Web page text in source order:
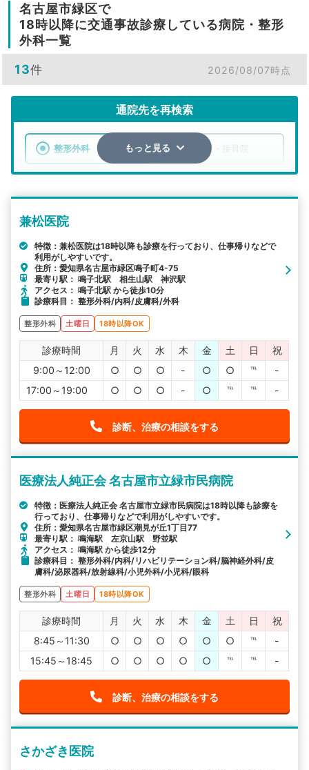
名古屋市緑区で
18時以降に交通事故診療している病院・整形
外科一覧
13件 2026/08/07時点
通院先を再検索
整形外科 整骨院・接骨院
詳細条件で絞り込む
その他の検索方法
もっと見る
兼松医院
特徴：兼松医院は18時以降も診療を行っており、仕事帰りなどで
利用がしやすいです。
住所：愛知県名古屋市緑区鳴子町4-75
最寄り駅： 鳴子北駅 相生山駅 神沢駅
アクセス： 鳴子北駅 から徒歩10分
診療科目： 整形外科/内科/皮膚科/外科
整形外科 土曜日 18時以降OK
診療時間 月 火 水 木 金 土 日
祝
9:00～12:00
○ ○ ○ - ○ ○ ℡
-
17:00～19:00
○ ○ ○ - ○ ℡ ℡ -
診断、治療の相談をする
医療法人純正会 名古屋市立緑市民病院
特徴：医療法人純正会 名古屋市立緑市民病院は18時以降も診療を
行っており、仕事帰りなどで利用がしやすいです。
住所：愛知県名古屋市緑区潮見が丘1丁目77
最寄り駅： 鳴海駅 左京山駅 野並駅
アクセス： 鳴海駅 から徒歩12分
診療科目： 整形外科/内科/リハビリテーション科/脳神経外科/皮
膚科/泌尿器科/放射線科/小児外科/小児科/眼科
整形外科 土曜日 18時以降OK
診療時間 月 火 水 木 金 土 日
祝
8:45～11:30
○ ○ ○ ○ ○ ○ ℡
-
15:45～18:45
○ ○ ○ ○ ○ ℡ ℡ -
診断、治療の相談をする
さかざき医院